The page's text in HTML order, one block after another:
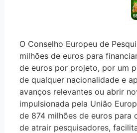
O Conselho Europeu de
milhões de euros para
de euros por projeto, por um
de qualquer nacionalidade e
avanços relevantes ou abrir
impulsionada pela União
de 874 milhões de euros para
de atrair pesquisadores,